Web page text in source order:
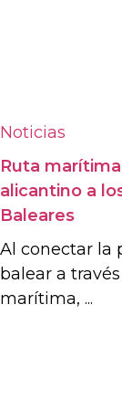
Noticias
Ruta
alicantino a
Baleares
Al conectar la
balear a
marítima, ...